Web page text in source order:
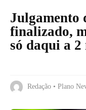
Julgamento
finalizado,
só daqui a 2
Redação • Plano